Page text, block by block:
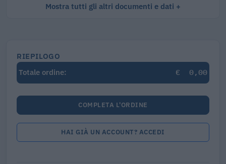
Mostra tutti gli altri documenti e dati
RIEPILOGO
Totale ordine:
€ 0,00
COMPLETA L'ORDINE
HAI GIÀ UN ACCOUNT? ACCEDI